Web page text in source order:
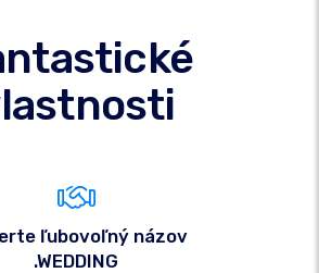
ľubovoľný názov
.WEDDING